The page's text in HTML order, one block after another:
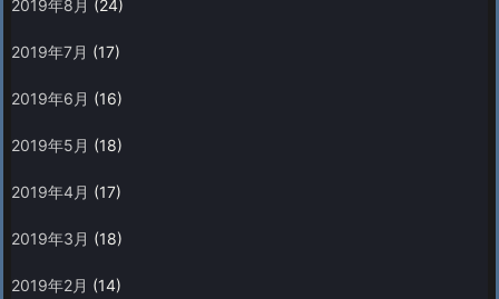
2019年8月 (24)
2019年7月 (17)
2019年6月 (16)
2019年5月 (18)
2019年4月 (17)
2019年3月 (18)
2019年2月 (14)